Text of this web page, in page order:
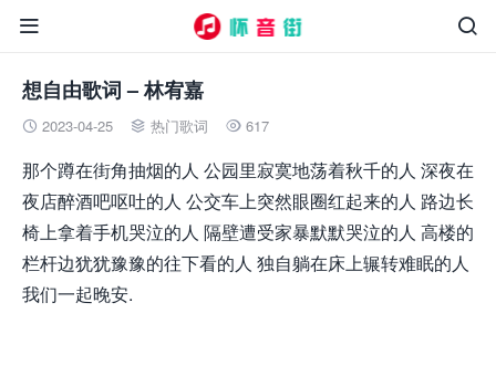


想自由歌词 – 林宥嘉
 2023-04-25  热门歌词  617
那个蹲在街角抽烟的人 公园里寂寞地荡着秋千的人 深夜在
夜店醉酒吧呕吐的人 公交车上突然眼圈红起来的人 路边长
椅上拿着手机哭泣的人 隔壁遭受家暴默默哭泣的人 高楼的
栏杆边犹犹豫豫的往下看的人 独自躺在床上辗转难眠的人
我们一起晚安.